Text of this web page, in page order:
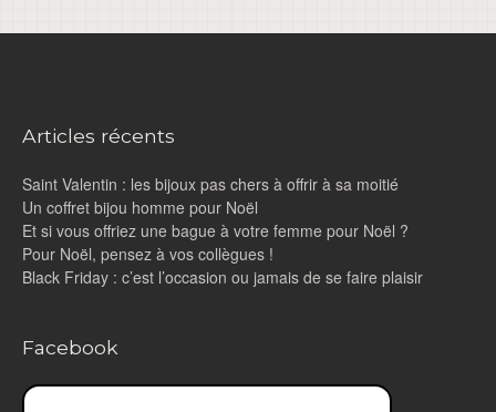
Articles récents
Saint Valentin : les bijoux pas chers à offrir à sa moitié
Un coffret bijou homme pour Noël
Et si vous offriez une bague à votre femme pour Noël ?
Pour Noël, pensez à vos collègues !
Black Friday : c’est l’occasion ou jamais de se faire plaisir
Facebook